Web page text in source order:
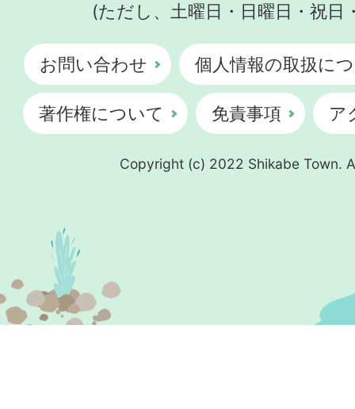
(ただし、土曜日・日曜日・祝日
お問い合わせ 個人情報の取扱に
著作権について 免責事項 ア
Copyright (c) 2022 Shikabe Town.